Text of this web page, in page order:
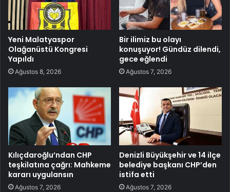
Yeni Malatyaspor
Olağanüstü Kongresi
Yapıldı
Ağustos 8, 2026
Bir ilimiz bu olayı
konuşuyor! Gündüz dilendi,
gece eğlendi
Ağustos 7, 2026
Kılıçdaroğlu’ndan CHP
teşkilatına çağrı: Mahkeme
kararı uygulansın
Ağustos 7, 2026
Denizli Büyükşehir ve 14 ilçe
belediye başkanı CHP’den
istifa etti
Ağustos 7, 2026